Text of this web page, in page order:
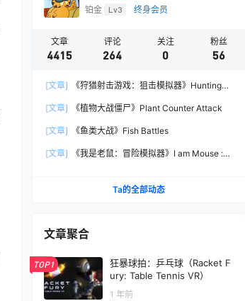
铂金 Lv3 终身会员
文章
4415
评论
264
关注
0
粉丝
56
[文章]
《狩猎射击游戏：狙击模拟器》Hunting
[文章]
《植物大战僵尸》Plant Counter Attack
[文章] 《鱼类大战》Fish Battles
[文章]
《我是老鼠：冒险模拟器》I am Mouse :
Ta的全部动态
文章聚合
TOP1
狂暴球拍：乒乓球（Racket F
ury: Table Tennis VR）
1 年前